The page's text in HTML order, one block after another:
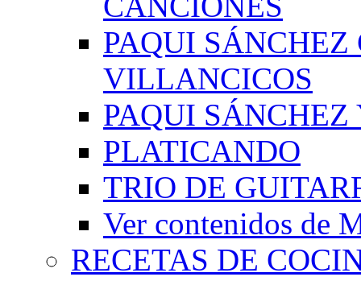
PAQUI
VILLANCICOS
PAQUI
PLATICANDO
TRIO DE
Ver contenidos de
RECETAS DE